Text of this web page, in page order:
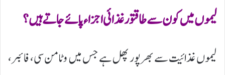
لیموں میں کون سے طاقتور غذائی اجزاء پائے جاتے ہیں؟
لیموں غذائیت سے بھرپور پھل ہے جس میں وٹامن سی، فائبر،